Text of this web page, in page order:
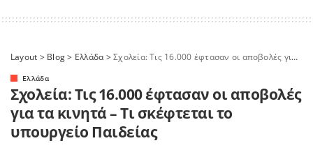
Layout > Blog> Ελλάδα>Σχολεία: Τις 16.000 έφτασαν οι αποβολές για τα κινητά – Τι σκέφτεται το υπουργείο Παιδείας
Ελλάδα
Σχολεία: Τις 16.000 έφτασαν οι αποβολές
για τα κινητά – Τι σκέφτεται το
υπουργείο Παιδείας